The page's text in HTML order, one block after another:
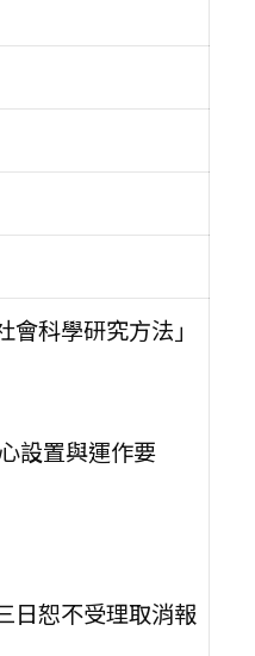
科學研究方法」
設置與運作要
日恕不受理取消報